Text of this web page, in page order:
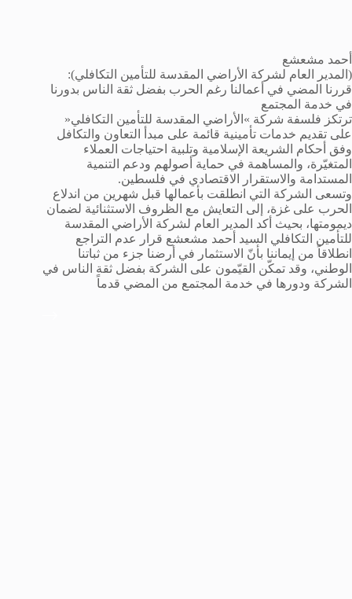
أحمد مشعشع
(المدير العام لشركة الأراضي المقدسة للتأمين التكافلي):
قررنا المضي في أعمالنا رغم الحرب بفضل ثقة الناس بدورنا
في خدمة المجتمع
ترتكز فلسفة شركة »الأراضي المقدسة للتأمين التكافلي«
على تقديم خدمات تأمينية قائمة على مبدأ التعاون والتكافل
وفق أحكام الشريعة الإسلامية وتلبية احتياجات العملاء
المتغيّرة، والمساهمة في حماية أصولهم ودعم التنمية
المستدامة والاستقرار الاقتصادي في فلسطين.
وتسعى الشركة التي انطلقت بأعمالها قبل شهرين من اندلاع
الحرب على غزة، إلى التعايش مع الظروف الاستثنائية لضمان
ديمومتها، بحيث أكد المدير العام لشركة الأراضي المقدسة
للتأمين التكافلي السيد أحمد مشعشع قرار عدم التراجع
انطلاقاً من إيماننا بأنّ الاستثمار في أرضنا جزء من ثباتنا
الوطني، وقد تمكّن القيّمون على الشركة بفضل ثقة الناس في
الشركة ودورها في خدمة المجتمع من المضي قدماً